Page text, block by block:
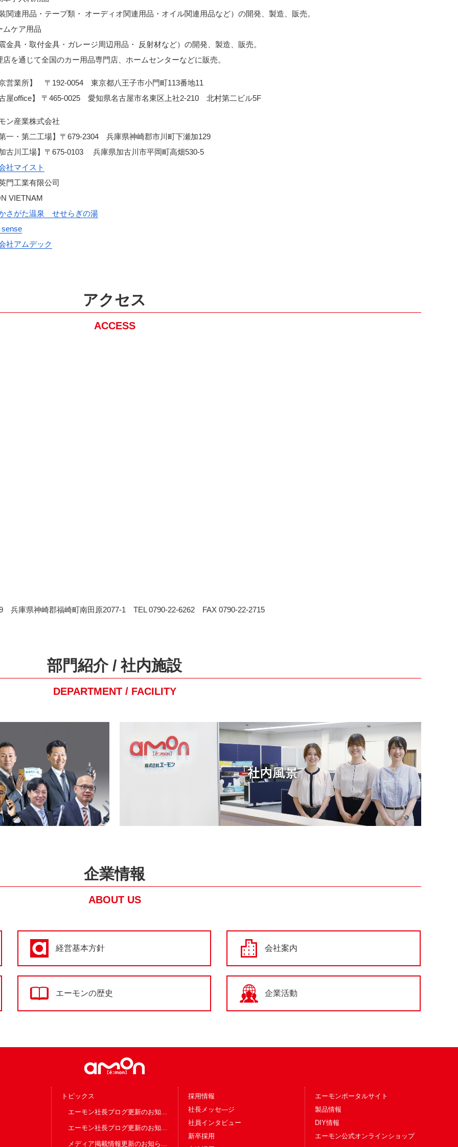
関連用品・テープ類・ オーディオ関連用品・オイル関連用品など）の開発、製造、販売。
ムケア用品
金具・取付金具・ガレージ周辺用品・ 反射材など）の開発、製造、販売。
店を通じて全国のカー用品専門店、ホームセンターなどに販売。
営業所】 〒192-0054 東京都八王子市小門町113番地11
屋office】 〒465-0025 愛知県名古屋市名東区上社2-210 北村第二ビル5F
ン産業株式会社
・第二工場】〒679-2304 兵庫県神崎郡市川町下瀬加129
川工場】〒675-0103 兵庫県加古川市平岡町高畑530-5
社マイスト
門工業有限公司
VIETNAM
さがた温泉 せせらぎの湯
社アムデック
アクセス
ACCESS
兵庫県神崎郡福崎町南田原2077-1 TEL 0790-22-6262 FAX 0790-22-2715
部門紹介 / 社内施設
DEPARTMENT / FACILITY
企業情報
ABOUT US
経営基本方針 会社案内
エーモンの歴史 企業活動
トピックス
エーモン社長ブログ更新のお知...
エーモン社長ブログ更新のお知...
メディア掲載情報更新のお知ら...
採用情報
社長メッセ―ジ
社員インタビュー
新卒採用
エーモンポータルサイト
製品情報
DIY情報
エーモン公式オンラインショップ